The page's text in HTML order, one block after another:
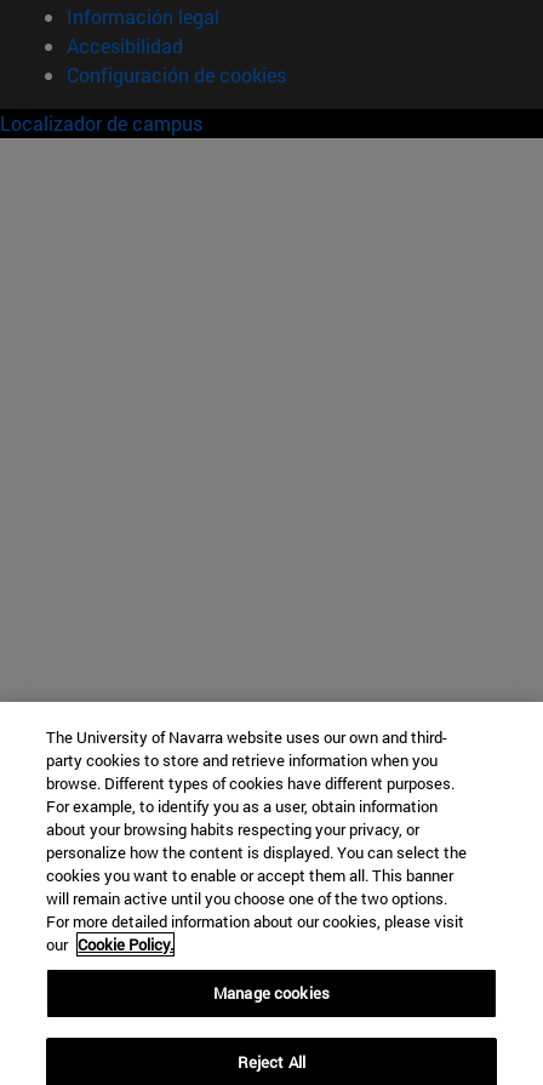
Información legal
Accesibilidad
Configuración de cookies
Localizador de campus
The University of Navarra website uses our own and third-
party cookies to store and retrieve information when you
browse. Different types of cookies have different purposes.
For example, to identify you as a user, obtain information
about your browsing habits respecting your privacy, or
personalize how the content is displayed. You can select the
cookies you want to enable or accept them all. This banner
will remain active until you choose one of the two options.
For more detailed information about our cookies, please visit
our Cookie Policy.
Manage cookies
Reject All